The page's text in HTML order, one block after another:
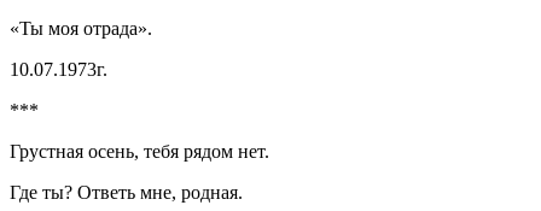
«Ты моя отрада».
10.07.1973г.
***
Грустная осень, тебя рядом нет.
Где ты? Ответь мне, родная.